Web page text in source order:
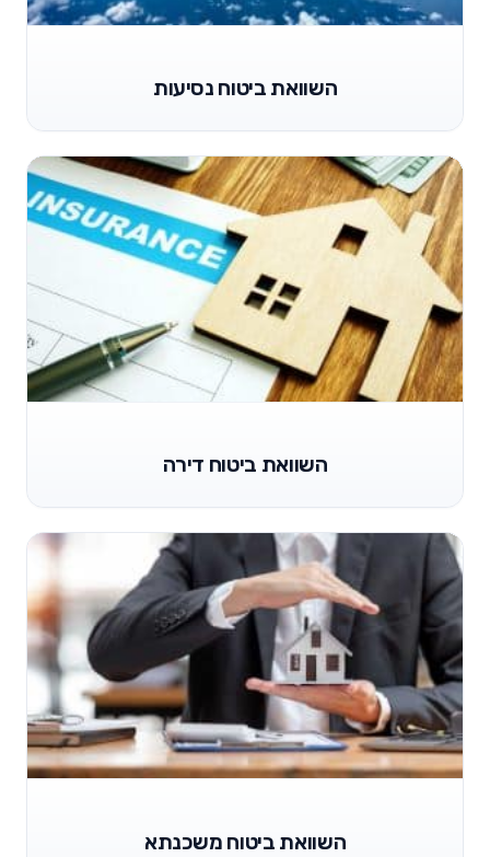
השוואת ביטוח נסיעות
השוואת ביטוח דירה
השוואת ביטוח משכנתא